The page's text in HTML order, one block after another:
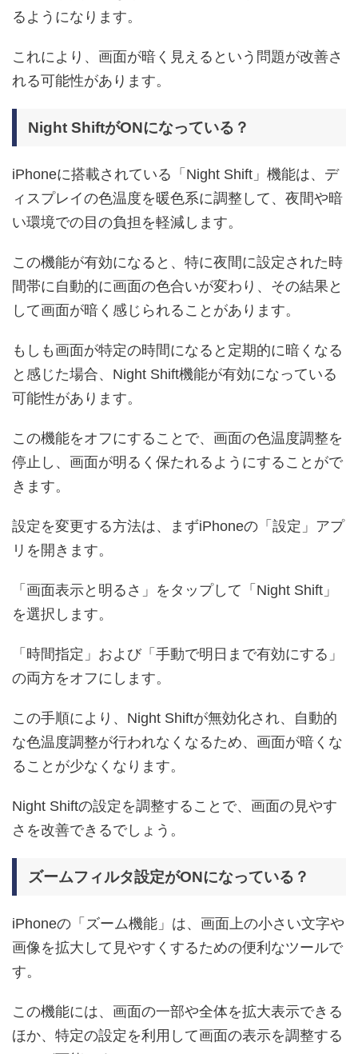
るようになります。
これにより、画面が暗く見えるという問題が改善さ
れる可能性があります。
Night ShiftがONになっている？
iPhoneに搭載されている「Night Shift」機能は、デ
ィスプレイの色温度を暖色系に調整して、夜間や暗
い環境での目の負担を軽減します。
この機能が有効になると、特に夜間に設定された時
間帯に自動的に画面の色合いが変わり、その結果と
して画面が暗く感じられることがあります。
もしも画面が特定の時間になると定期的に暗くなる
と感じた場合、Night Shift機能が有効になっている
可能性があります。
この機能をオフにすることで、画面の色温度調整を
停止し、画面が明るく保たれるようにすることがで
きます。
設定を変更する方法は、まずiPhoneの「設定」アプ
リを開きます。
「画面表示と明るさ」をタップして「Night Shift」
を選択します。
「時間指定」および「手動で明日まで有効にする」
の両方をオフにします。
この手順により、Night Shiftが無効化され、自動的
な色温度調整が行われなくなるため、画面が暗くな
ることが少なくなります。
Night Shiftの設定を調整することで、画面の見やす
さを改善できるでしょう。
ズームフィルタ設定がONになっている？
iPhoneの「ズーム機能」は、画面上の小さい文字や
画像を拡大して見やすくするための便利なツールで
す。
この機能には、画面の一部や全体を拡大表示できる
ほか、特定の設定を利用して画面の表示を調整する